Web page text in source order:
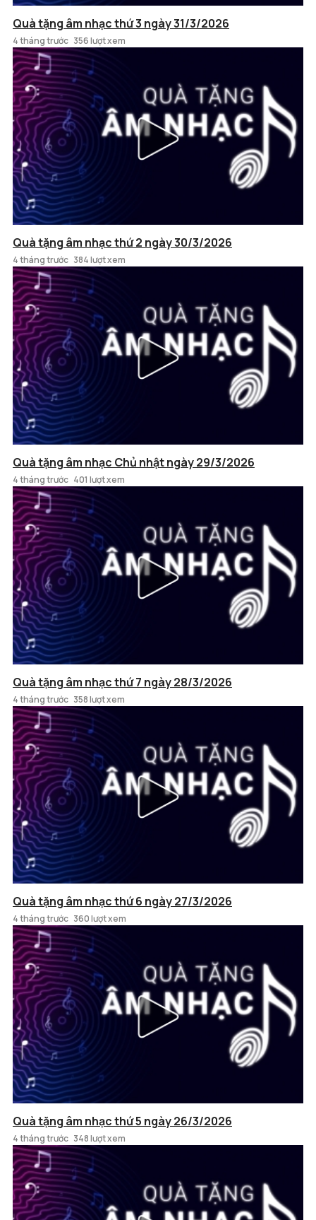
Quà tặng âm nhạc thứ 3 ngày 31/3/2026
4 tháng trước 356 lượt xem
Quà tặng âm nhạc thứ 2 ngày 30/3/2026
4 tháng trước 384 lượt xem
Quà tặng âm nhạc Chủ nhật ngày 29/3/2026
4 tháng trước 401 lượt xem
Quà tặng âm nhạc thứ 7 ngày 28/3/2026
4 tháng trước 358 lượt xem
Quà tặng âm nhạc thứ 6 ngày 27/3/2026
4 tháng trước 360 lượt xem
Quà tặng âm nhạc thứ 5 ngày 26/3/2026
4 tháng trước 348 lượt xem